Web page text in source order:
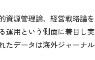
資源管理論、経営戦略論を
運用という側面に着目し実
たデータは海外ジャーナル